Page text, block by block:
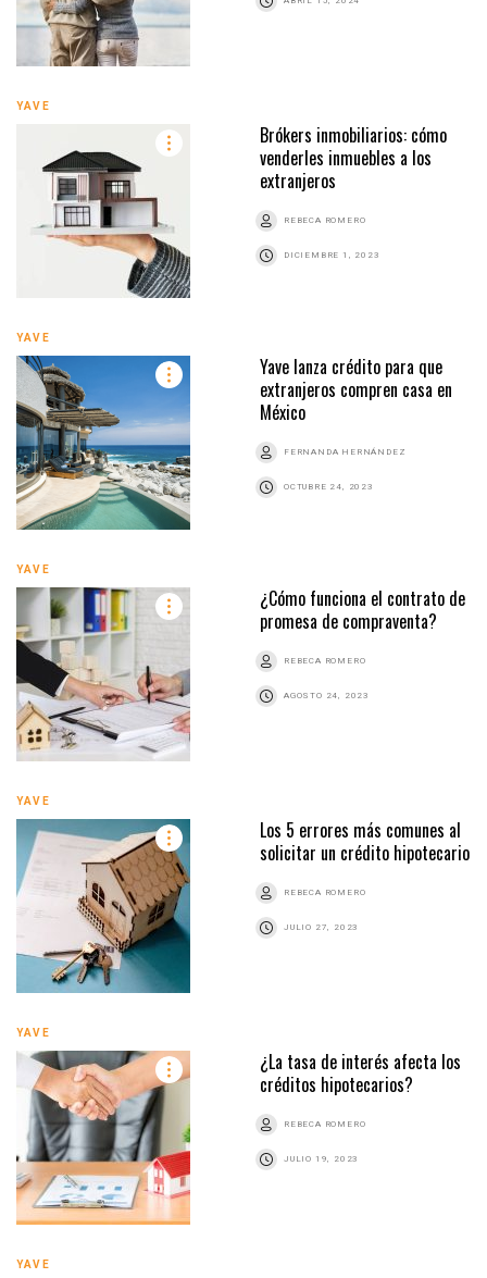
YAVE
Brókers inmobiliarios: cómo
venderles inmuebles a los
extranjeros
REBECA ROMERO
DICIEMBRE 1, 2023
YAVE
Yave lanza crédito para que
extranjeros compren casa en
México
FERNANDA HERNÁNDEZ
OCTUBRE 24, 2023
YAVE
¿Cómo funciona el contrato de
promesa de compraventa?
REBECA ROMERO
AGOSTO 24, 2023
YAVE
Los 5 errores más comunes al
solicitar un crédito hipotecario
REBECA ROMERO
JULIO 27, 2023
YAVE
¿La tasa de interés afecta los
créditos hipotecarios?
REBECA ROMERO
JULIO 19, 2023
YAVE